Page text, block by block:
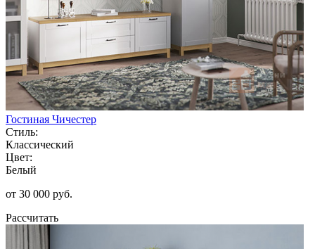
Гостиная Чичестер
Стиль:
Классический
Цвет:
Белый
от 30 000 руб.
Рассчитать